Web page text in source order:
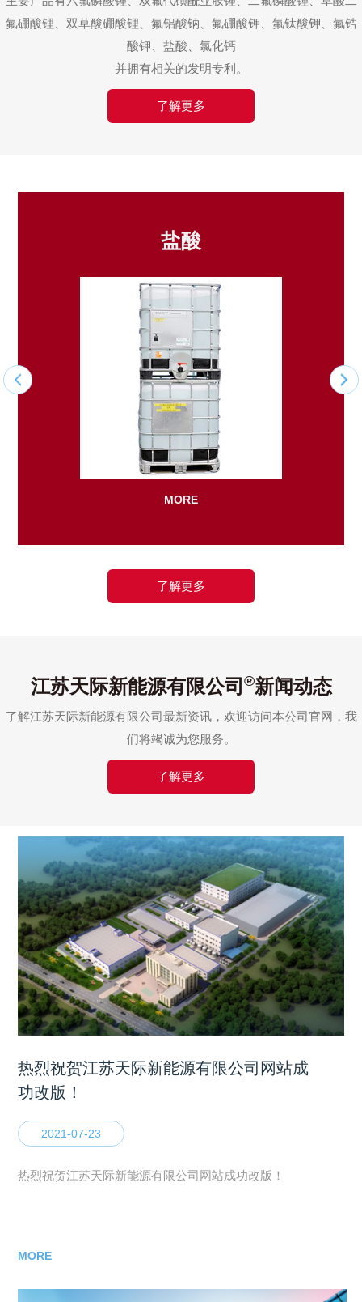
氟硼酸锂、双草酸硼酸锂、氟铝酸钠、氟硼酸钾、氟钛酸钾、氟锆
酸钾、盐酸、氯化钙
并拥有相关的发明专利。
了解更多
盐酸
MORE
了解更多
江苏天际新能源有限公司 ®新闻动态
了解江苏天际新能源有限公司最新资讯，欢迎访问本公司官网，我
们将竭诚为您服务。
了解更多
热烈祝贺江苏天际新能源有限公司网站成
功改版！
2021-07-23
热烈祝贺江苏天际新能源有限公司网站成功改版！
MORE